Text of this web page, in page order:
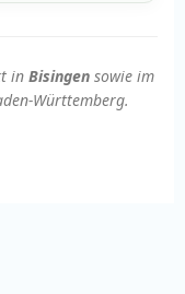
in Bisingen sowie im
Württemberg.